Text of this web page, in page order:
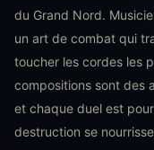
du Grand Nord.
un art de combat qui
toucher les cordes les
compositions sont des
et chaque duel est
destruction se